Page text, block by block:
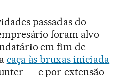
passadas do
foram alvo
em fim de
caça às bruxas iniciada
― e por extensão